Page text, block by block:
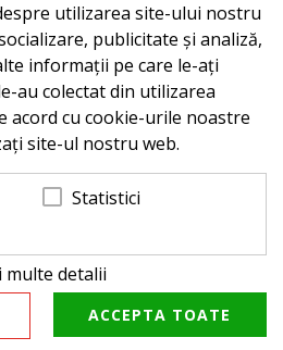
de marcat fiscale. Powered
utilizarea site-ului nostru
publicitate și analiză,
informații pe care le-ați
au colectat din utilizarea
acord cu cookie-urile noastre
site-ul nostru web.
Statistici
multe detalii
ACCEPTA TOATE